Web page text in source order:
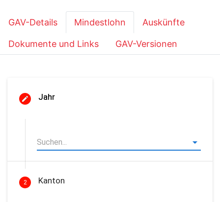
GAV-Details Mindestlohn Auskünfte
Dokumente und Links GAV-Versionen
Jahr
2 Kanton